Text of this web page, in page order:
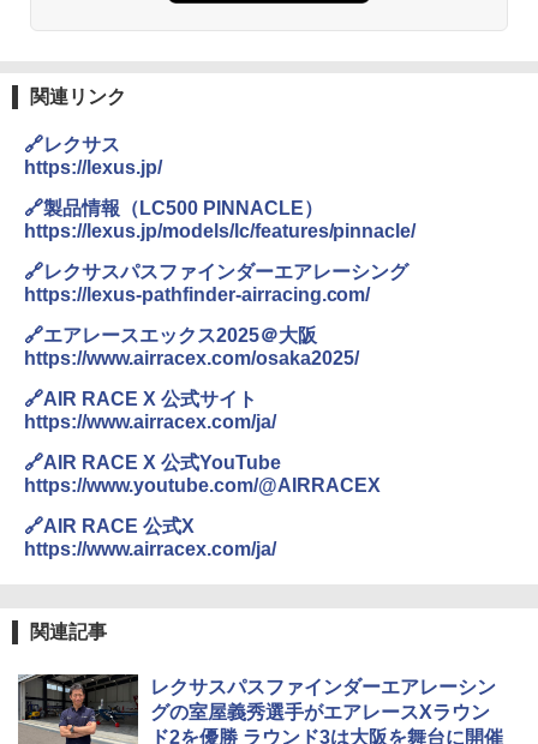
関連リンク
🔗レクサス
https://lexus.jp/
🔗製品情報（LC500 PINNACLE）
https://lexus.jp/models/lc/features/pinnacle/
🔗レクサスパスファインダーエアレーシング
https://lexus-pathfinder-airracing.com/
🔗エアレースエックス2025＠大阪
https://www.airracex.com/osaka2025/
🔗AIR RACE X 公式サイト
https://www.airracex.com/ja/
🔗AIR RACE X 公式YouTube
https://www.youtube.com/@AIRRACEX
🔗AIR RACE 公式X
https://www.airracex.com/ja/
関連記事
レクサスパスファインダーエアレーシン
グの室屋義秀選手がエアレースXラウン
ド2を優勝 ラウンド3は大阪を舞台に開催